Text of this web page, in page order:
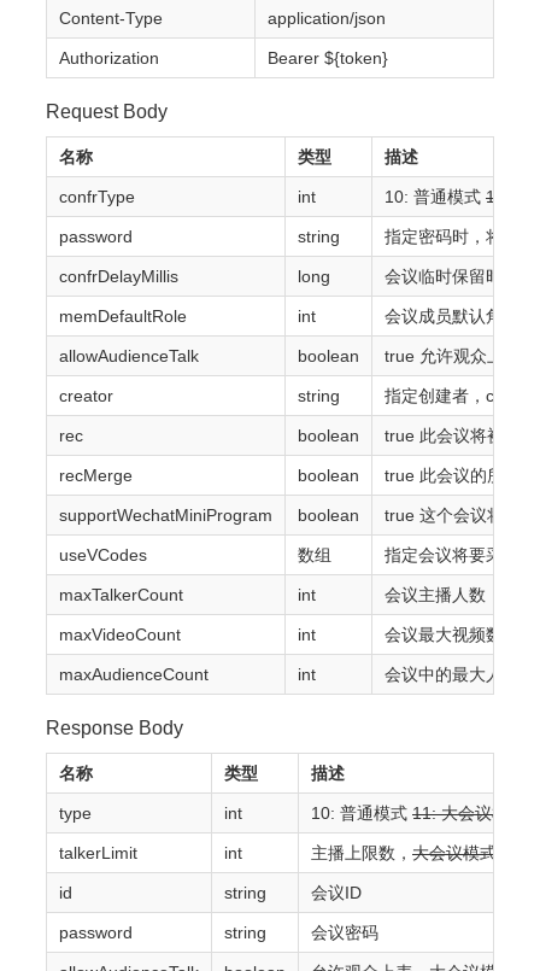
Content-Type application/json
Authorization Bearer ${token}
Request Body
名称 类型 描述
confrType int 10: 普通模式 11: 大
password string 指定密码时，将使
confrDelayMillis long 会议临时保留时长
memDefaultRole int 会议成员默认角色
allowAudienceTalk boolean true 允许观众上麦
creator string 指定创建者，
rec boolean true 此会议将被录制
recMerge boolean true 此会议的所有
supportWechatMiniProgram boolean true 这个会议将支
useVCodes 数组 指定会议将要采用的
maxTalkerCount int 会议主播人数
maxVideoCount int 会议最大视频数
maxAudienceCount int 会议中的最大人数
Response Body
名称 类型 描述
type int 10: 普通模式 11: 大会议模式
talkerLimit int 主播上限数， 大会议模式全部
id string 会议ID
password string 会议密码